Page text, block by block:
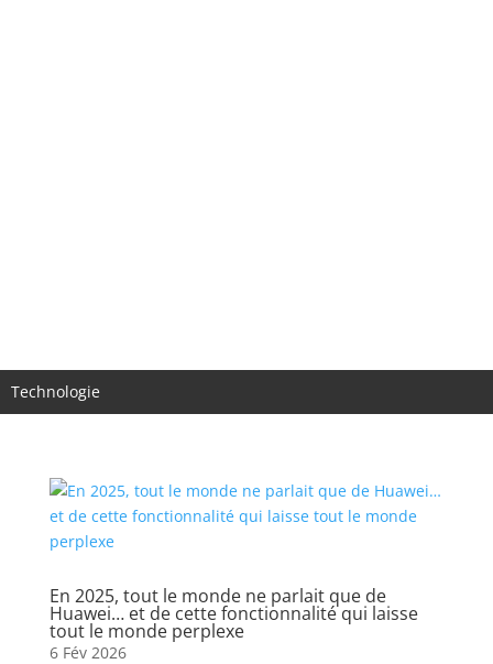
Technologie
En 2025, tout le monde ne parlait que de
Huawei… et de cette fonctionnalité qui laisse
tout le monde perplexe
6 Fév 2026